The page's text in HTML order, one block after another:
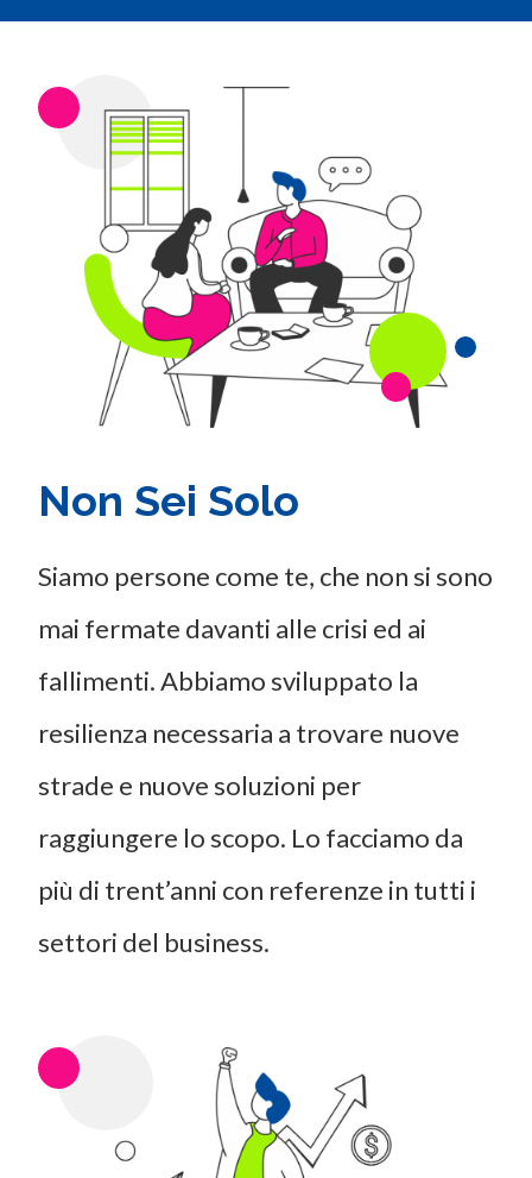
Non Sei Solo
Siamo persone come te, che non si sono
mai fermate davanti alle crisi ed ai
fallimenti. Abbiamo sviluppato la
resilienza necessaria a trovare nuove
strade e nuove soluzioni per
raggiungere lo scopo. Lo facciamo da
più di trent’anni con referenze in tutti i
settori del business.